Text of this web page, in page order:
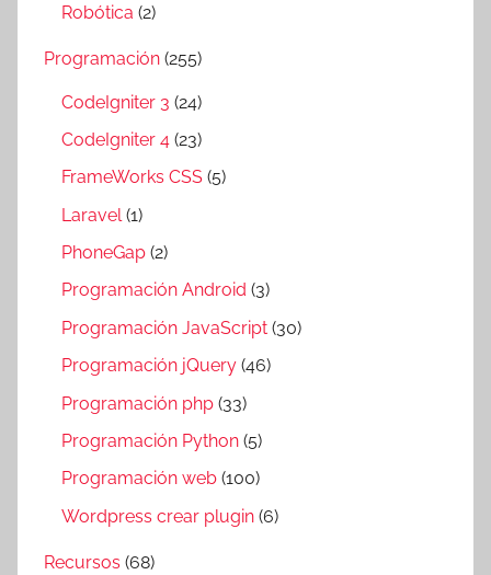
Robótica (2)
Programación (255)
CodeIgniter 3 (24)
CodeIgniter 4 (23)
FrameWorks CSS (5)
Laravel (1)
PhoneGap (2)
Programación Android (3)
Programación JavaScript (30)
Programación jQuery (46)
Programación php (33)
Programación Python (5)
Programación web (100)
Wordpress crear plugin (6)
Recursos (68)